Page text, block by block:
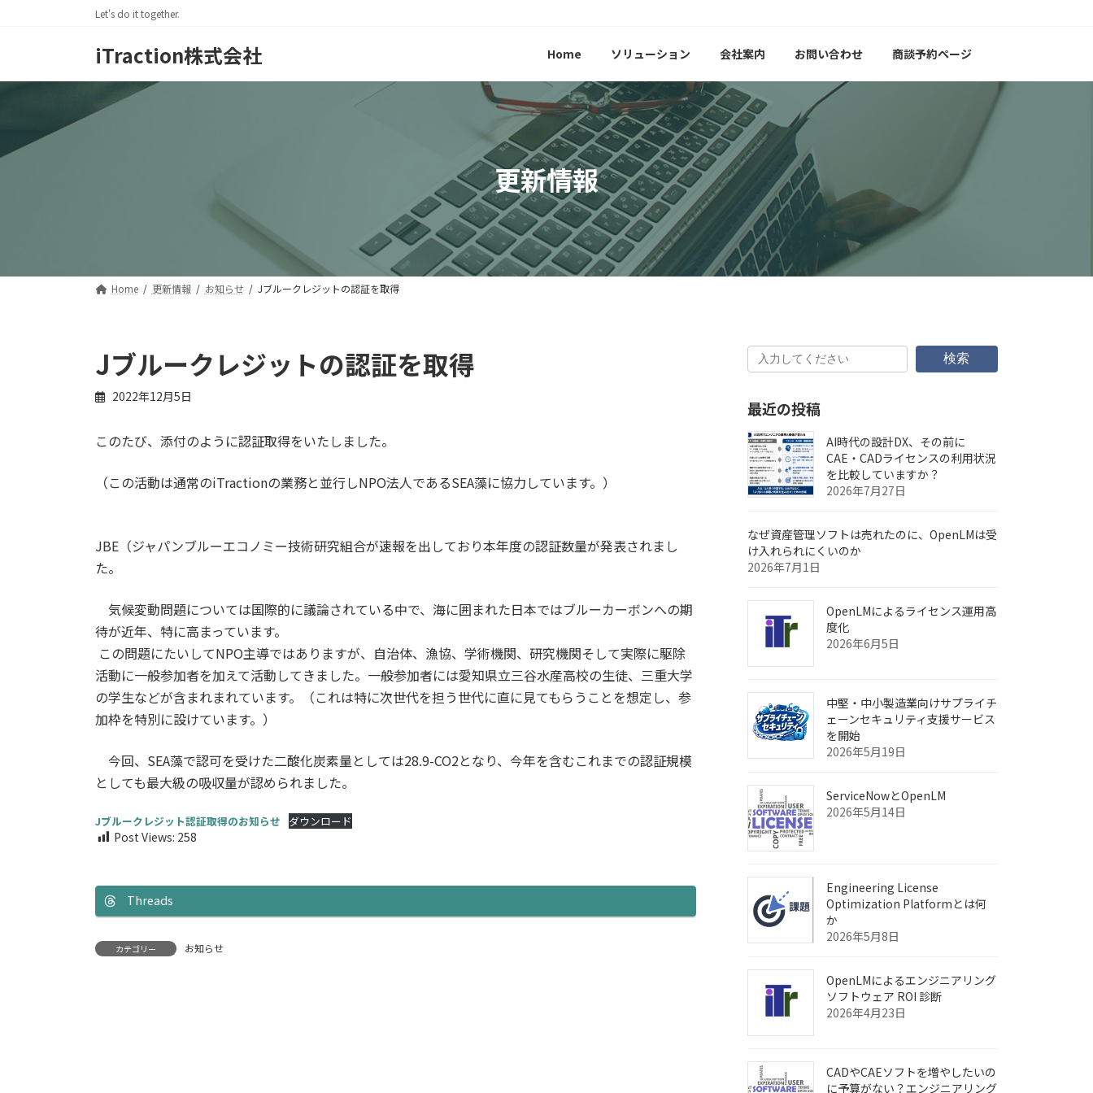
ツ
シ
Let's do it together.
iTraction株式会社 Home ソリューション 会社案内 お問い合わせ 商談予約ページ
更新情報
Home 更新情報 お知らせ Jブルークレジットの認証を取得
Jブルークレジットの認証を取得
2022年12月5日
このたび、添付のように認証取得をいたしました。
（この活動は通常のiTractionの業務と並行しNPO法人であるSEA藻に協力しています。）
JBE（ジャパンブルーエコノミー技術研究組合が速報を出しており本年度の認証数量が発表されまし
た。
気候変動問題については国際的に議論されている中で、海に囲まれた日本ではブルーカーボンへの期
待が近年、特に高まっています。
この問題にたいしてNPO主導ではありますが、自治体、漁協、学術機関、研究機関そして実際に駆除
活動に一般参加者を加えて活動してきました。一般参加者には愛知県立三谷水産高校の生徒、三重大学
の学生などが含まれまれています。（これは特に次世代を担う世代に直に見てもらうことを想定し、参
加枠を特別に設けています。）
今回、SEA藻で認可を受けた二酸化炭素量としては28.9-CO2となり、今年を含むこれまでの認証規模
としても最大級の吸収量が認められました。
Jブルークレジット認証取得のお知らせ ダウンロード
Post Views: 258
Threads
カテゴリー お知らせ
検索
最近の投稿
AI時代の設計DX、その前に
CAE・CADライセンスの利用状況
を比較していますか？
2026年7月27日
なぜ資産管理ソフトは売れたのに、OpenLMは受
け入れられにくいのか
2026年7月1日
OpenLMによるライセンス運用高
度化
2026年6月5日
中堅・中小製造業向けサプライチ
ェーンセキュリティ支援サービス
を開始
2026年5月19日
ServiceNowとOpenLM
2026年5月14日
Engineering License
Optimization Platformとは何
か
2026年5月8日
OpenLMによるエンジニアリング
ソフトウェア ROI 診断
2026年4月23日
CADやCAEソフトを増やしたいの
に予算がない？エンジニアリング